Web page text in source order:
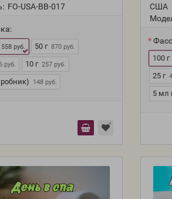
FO-USA-BB-017
558 руб. 50 г 870 руб.
руб. 10 г 257 руб.
148 руб.
США
100 г
25 г
5 мл